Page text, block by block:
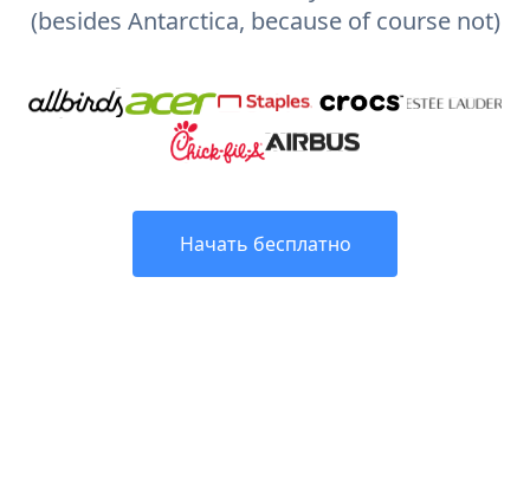
(besides Antarctica, because of course not)
Начать бесплатно